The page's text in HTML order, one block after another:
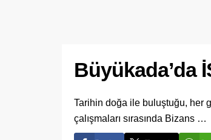
Büyükada’da
Tarihin doğa ile buluştuğu, her
çalışmaları sırasında Bizans …